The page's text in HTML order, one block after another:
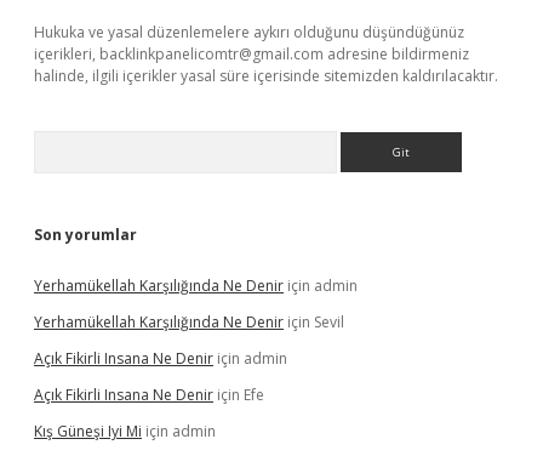
Hukuka ve yasal düzenlemelere aykırı olduğunu düşündüğünüz
içerikleri, backlinkpanelicomtr@gmail.com adresine bildirmeniz
halinde, ilgili içerikler yasal süre içerisinde sitemizden kaldırılacaktır.
Son yorumlar
Yerhamükellah Karşılığında Ne Denir için admin
Yerhamükellah Karşılığında Ne Denir için Sevil
Açık Fikirli Insana Ne Denir için admin
Açık Fikirli Insana Ne Denir için Efe
Kış Güneşi Iyi Mi için admin